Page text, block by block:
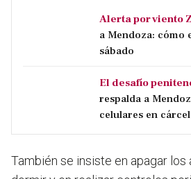
Alerta por viento
a Mendoza: cómo
sábado
El desafío
respalda a
celulares en
También se insiste en apagar